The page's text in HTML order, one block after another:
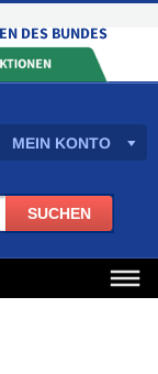
MEIN KONTO